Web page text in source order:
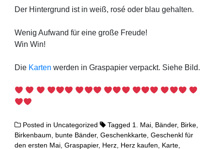
Der Hin­ter­grund ist in weiß, rosé oder blau gehalten.
Wenig Auf­wand für eine gro­ße Freu­de!
Win Win!
Die Kar­ten wer­den in Gras­pa­pier ver­packt. Sie­he Bild.
Posted in Uncategorized Tagged 1. Mai Bänder, Birke
Birkenbaum
bunte Bänder, Geschenkkarte Geschenkl für
den ersten Mai Graspapier, Herz Herz kaufen Karte